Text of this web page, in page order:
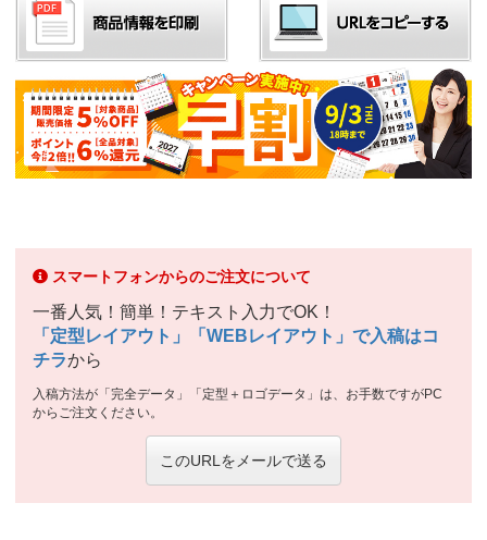
スマートフォンからのご注文について
一番人気！簡単！テキスト入力でOK！
「定型レイアウト」「WEBレイアウト」で入稿はコ
チラから
入稿方法が「完全データ」「定型＋ロゴデータ」は、お手数ですがPC
からご注文ください。
このURLをメールで送る